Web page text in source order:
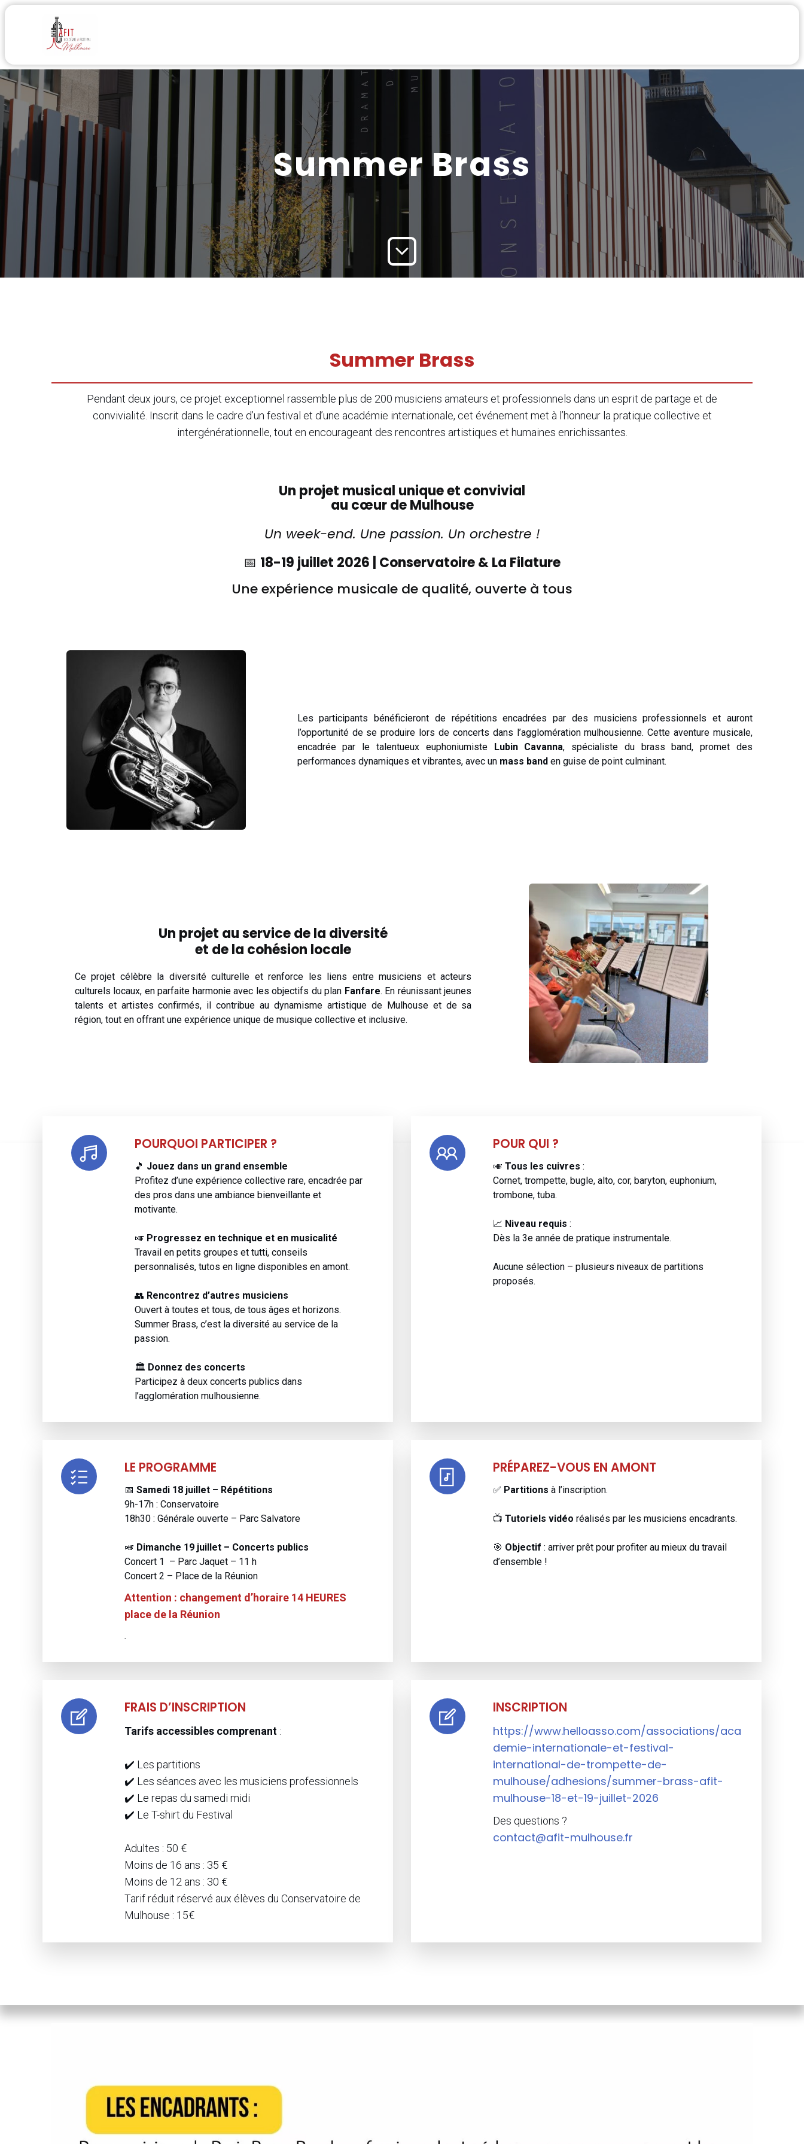
Summer Brass
Summer Brass
Pendant deux jours, ce projet exceptionnel rassemble plus de 200 musiciens amateurs et professionnels dans un esprit de partage et de
convivialité. Inscrit dans le cadre d’un festival et d’une académie internationale, cet événement met à l’honneur la pratique collective et
intergénérationnelle, tout en encourageant des rencontres artistiques et humaines enrichissantes.
Un projet musical unique et convivial
au cœur de Mulhouse
Un week-end. Une passion. Un orchestre !
📅 18-19 juillet 2026 | Conservatoire & La Filature
Une expérience musicale de qualité, ouverte à tous
Les participants bénéficieront de répétitions encadrées par des musiciens professionnels et auront
l’opportunité de se produire lors de concerts dans l’agglomération mulhousienne. Cette aventure musicale,
encadrée par le talentueux euphoniumiste Lubin Cavanna, spécialiste du brass band, promet des
performances dynamiques et vibrantes, avec un mass banden guise de point culminant.
Un projet au service de la diversité
et de la cohésion locale
Ce projet célèbre la diversité culturelle et renforce les liens entre musiciens et acteurs
culturels locaux, en parfaite harmonie avec les objectifs du plan Fanfare. En réunissant jeunes
talents et artistes confirmés, il contribue au dynamisme artistique de Mulhouse et de sa
région, tout en offrant une expérience unique de musique collective et inclusive.
POURQUOI PARTICIPER ?
🎵 Jouez dans un grand ensemble
Profitez d’une expérience collective rare, encadrée par
des pros dans une ambiance bienveillante et
motivante.
🎺 Progressez en technique et en musicalité
Travail en petits groupes et tutti, conseils
personnalisés, tutos en ligne disponibles en amont.
👥 Rencontrez d’autres musiciens
Ouvert à toutes et tous, de tous âges et horizons.
Summer Brass, c’est la diversité au service de la
passion.
🏛 Donnez des concerts
Participez à deux concerts publics dans
l’agglomération mulhousienne.
POUR QUI ?
🎺 Tous les cuivres :
Cornet, trompette, bugle, alto, cor, baryton, euphonium,
trombone, tuba.
📈 Niveau requis :
Dès la 3e année de pratique instrumentale.
Aucune sélection – plusieurs niveaux de partitions
proposés.
LE PROGRAMME
📅 Samedi 18 juillet – Répétitions
9h-17h : Conservatoire
18h30 : Générale ouverte – Parc Salvatore
🎺 Dimanche 19 juillet – Concerts publics
Concert 1 – Parc Jaquet – 11 h
Concert 2 – Place de la Réunion
Attention : changement d’horaire 14 HEURES
place de la Réunion
.
PRÉPAREZ-VOUS EN AMONT
✅ Partitions à l’inscription.
📺 Tutoriels vidéo réalisés par les musiciens encadrants.
🎯 Objectif : arriver prêt pour profiter au mieux du travail
d’ensemble !
FRAIS D’INSCRIPTION
Tarifs accessibles comprenant :
✔️ Les partitions
✔️ Les séances avec les musiciens professionnels
✔️ Le repas du samedi midi
✔️ Le T-shirt du Festival
Adultes : 50 €
Moins de 16 ans : 35 €
Moins de 12 ans : 30 €
Tarif réduit réservé aux élèves du Conservatoire de
Mulhouse : 15€
INSCRIPTION
https://www.helloasso.com/associations/aca
demie-internationale-et-festival-
international-de-trompette-de-
mulhouse/adhesions/summer-brass-afit-
mulhouse-18-et-19-juillet-2026
Des questions ?
contact@afit-mulhouse.fr